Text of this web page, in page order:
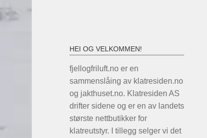
HEI OG VELKOMMEN!
fjellogfriluft.no er en
sammenslåing av klatresiden.no
og jakthuset.no. Klatresiden AS
drifter sidene og er en av landets
største nettbutikker for
klatreutstyr. I tillegg selger vi det